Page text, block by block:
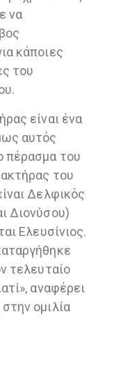
να
κάποιες
του
είναι ένα
αυτός
πέρασμα του
του
Δελφικός
Διονύσου)
Ελευσίνιος.
τελευταίο
αναφέρει
ομιλία